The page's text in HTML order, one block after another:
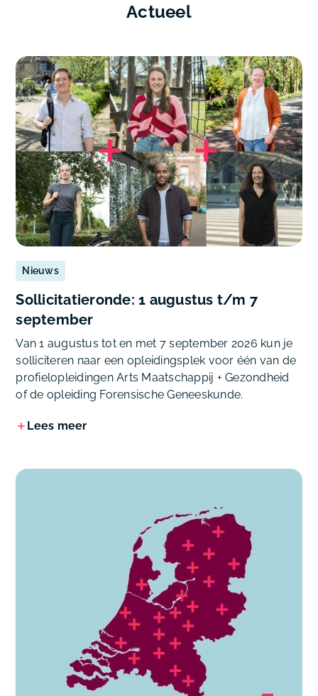
Actueel
Nieuws
Sollicitatieronde: 1 augustus t/m 7
september
Van 1 augustus tot en met 7 september 2026 kun je
solliciteren naar een opleidingsplek voor één van de
profielopleidingen Arts Maatschappij + Gezondheid
of de opleiding Forensische Geneeskunde.
Lees meer